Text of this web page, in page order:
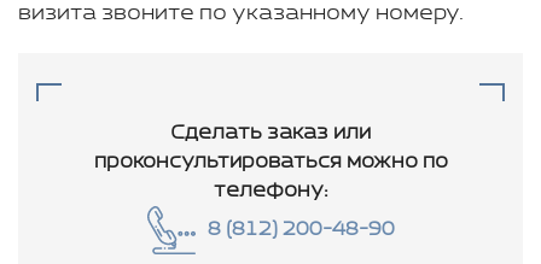
визита звоните по указанному номеру.
Сделать заказ или
проконсультироватьсяможно по
телефону:
8 (812) 200-48-90